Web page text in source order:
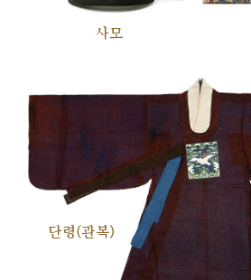
사모
단령(관복)